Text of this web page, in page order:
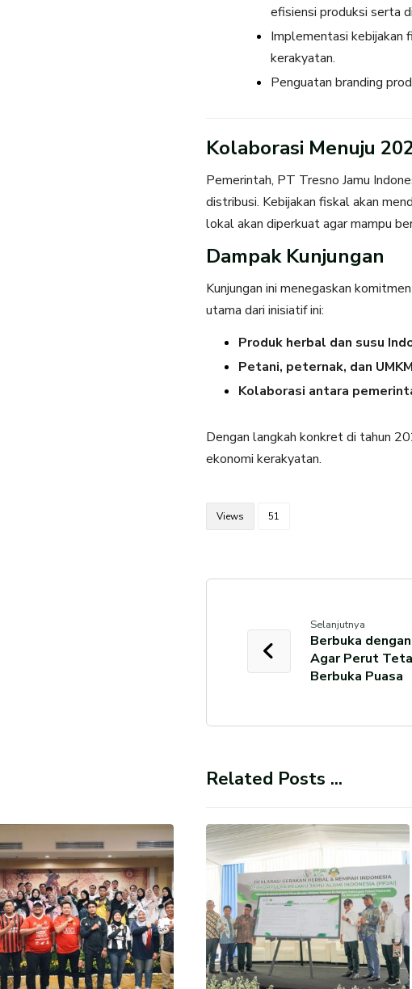
efisiensi produksi serta
Implementasi kebijakan
kerakyatan.
Penguatan branding
Kolaborasi Menuju
Pemerintah, PT Tresno Jamu
distribusi. Kebijakan fiskal akan
lokal akan diperkuat agar mampu
Dampak Kunjungan
Kunjungan ini menegaskan
utama dari inisiatif ini:
Produk herbal dan susu
Petani, peternak, dan
Kolaborasi antara
Dengan langkah konkret di tahun
ekonomi kerakyatan.
Views 51
Selanjutnya
Berbuka
Agar Perut
Berbuka Puasa
Related Posts ...